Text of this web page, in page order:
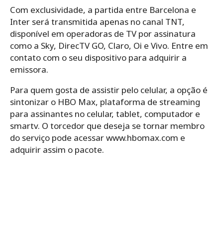
Com exclusividade, a partida entre Barcelona e
Inter será transmitida apenas no canal TNT,
disponível em operadoras de TV por assinatura
como a Sky, DirecTV GO, Claro, Oi e Vivo. Entre em
contato com o seu dispositivo para adquirir a
emissora.
Para quem gosta de assistir pelo celular, a opção é
sintonizar o HBO Max, plataforma de streaming
para assinantes no celular, tablet, computador e
smartv. O torcedor que deseja se tornar membro
do serviço pode acessar www.hbomax.com e
adquirir assim o pacote.